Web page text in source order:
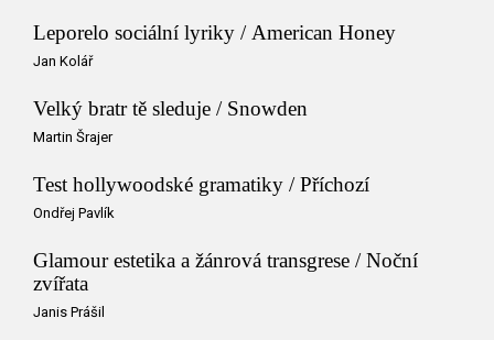
Leporelo sociální lyriky / American Honey
Jan Kolář
Velký bratr tě sleduje / Snowden
Martin Šrajer
Test hollywoodské gramatiky / Příchozí
Ondřej Pavlík
Glamour estetika a žánrová transgrese / Noční
zvířata
Janis Prášil